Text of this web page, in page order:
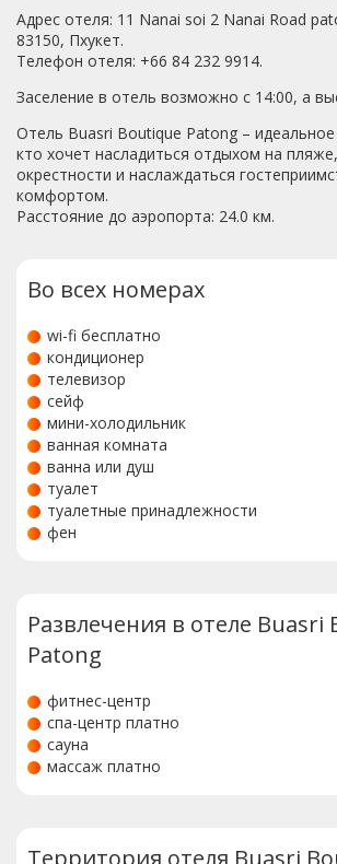
Он его ВЫКИНУЛ!! 20 минут я терла
пытаясь хоть как-то отмыть масло,
взяла свое. Их гели для душа даже не
естественно безрезультатно. Сказали,
мусор вчерашний уже. Мне пришлось
новый шампунь, и то он не справлялся
Но сама ситуация выбесила. Этот
имеет никакого права трогать наши
обуви башенки, и выкидывать что-либо
мусорном ведре!! Муж начал мыть
балконе, воду покупали, и постоянно
и очень неудобно. За исключением
хороший. И еще странность, с нас сняли
рублей больше чем заявлено. Отель
за оплату банковской картой, и банк с
сделал тоже самое. ( бронировали через
Поэтому либо платите наличными, либо
через букинг!
Адрес отеля: 11 Nanai soi 2 Nanai Road
83150, Пхукет.
Телефон отеля: +66 84 232 9914.
Заселение в отель возможно с 14:00, а
Отель Buasri Boutique Patong –
кто хочет насладиться отдыхом на
окрестности и наслаждаться
комфортом.
Расстояние до аэропорта: 24.0 км.
Во всех номерах
wi-fi бесплатно
кондиционер
телевизор
сейф
мини-холодильник
ванная комната
ванна или душ
туалет
туалетные принадлежности
фен
Развлечения в отеле Buasri
Patong
фитнес-центр
спа-центр платно
сауна
массаж платно